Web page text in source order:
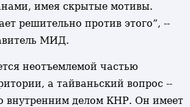
имея скрытые мотивы.
решительно против этого”, --
МИД.
неотъемлемой частью
а тайваньский вопрос --
внутренним делом КНР. Он имеет